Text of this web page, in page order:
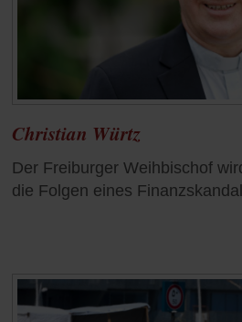
Christian Würtz
Der Freiburger Weihbischof
die Folgen eines